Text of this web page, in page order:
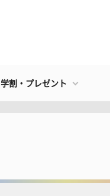
学割・プレゼント